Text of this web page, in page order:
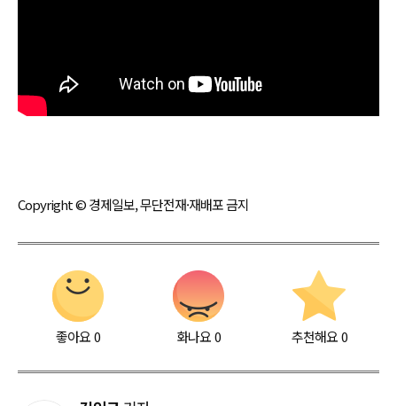
Copyright © 경제일보, 무단전재·재배포 금지
좋아요0 화나요0 추천해요 0